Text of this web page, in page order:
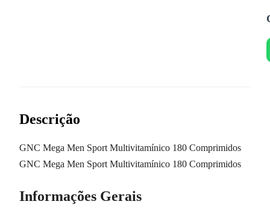
Descrição
GNC Mega Men Sport Multivitamínico 180 Comprimidos
GNC Mega Men Sport Multivitamínico 180 Comprimidos
Informações Gerais